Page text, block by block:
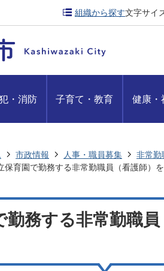
組織から探す文字サイ
・消防 子育て・教育 健康・
市政情報 人事・職員募集
非常勤
保育園で勤務する非常勤職員（看護師）
勤務する非常勤職